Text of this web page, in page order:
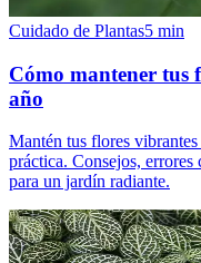
Cuidado de Plantas5 min
Cómo mantener tus
año
Mantén tus flores
práctica. Consejos, errores
para un jardín radiante.